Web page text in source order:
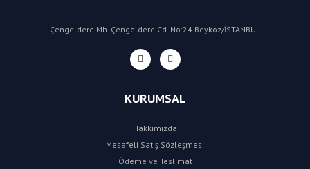
Çengeldere Mh. Çengeldere Cd. No:24 Beykoz/İSTANBUL
KURUMSAL
Hakkımızda
Mesafeli Satış Sözleşmesi
Ödeme ve Teslimat